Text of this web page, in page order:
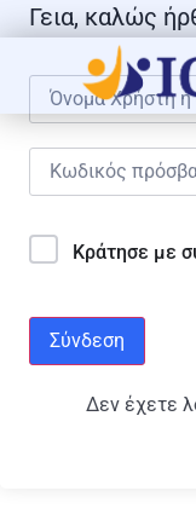
Γεια, καλώς
Κράτησε με
Σύνδεση
Δεν έχετε